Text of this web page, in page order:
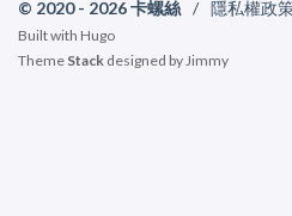
© 2020 - 2026 卡螺絲 / 隱私權政
Built with Hugo
Theme Stack designed byJimmy